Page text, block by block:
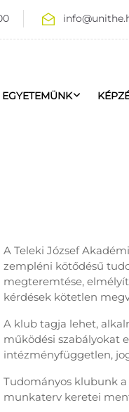
EGYETEMÜNK
A Teleki József
zempléni kötődésű
megteremtése,
kérdések kötetlen
A klub tagja lehet,
működési szabályokat
intézményfüggetlen,
Tudományos klubunk
munkaterv keretei